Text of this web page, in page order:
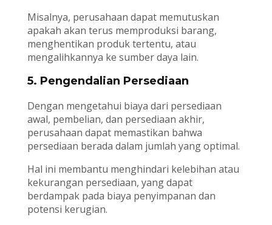
Misalnya, perusahaan dapat memutuskan
apakah akan terus memproduksi barang,
menghentikan produk tertentu, atau
mengalihkannya ke sumber daya lain.
5. Pengendalian Persediaan
Dengan mengetahui biaya dari persediaan
awal, pembelian, dan persediaan akhir,
perusahaan dapat memastikan bahwa
persediaan berada dalam jumlah yang optimal.
Hal ini membantu menghindari kelebihan atau
kekurangan persediaan, yang dapat
berdampak pada biaya penyimpanan dan
potensi kerugian.